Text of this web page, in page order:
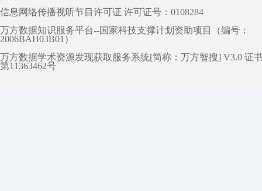
信息网络传播视听节目许可证 许可证号：0108284
万方数据知识服务平台--国家科技支撑计划资助项目（编号：
2006BAH03B01）
万方数据学术资源发现获取服务系统[简称：万方智搜] V3.0 证
第11363462号